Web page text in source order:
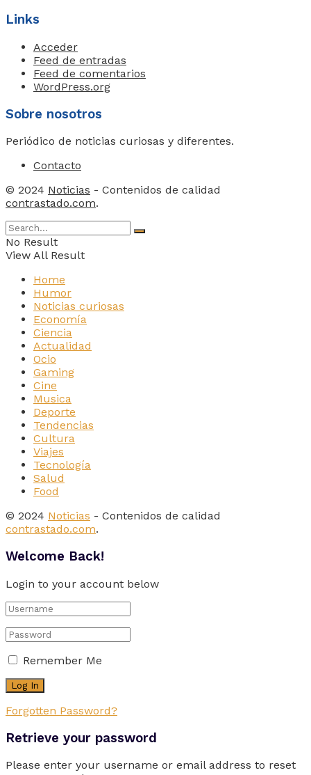
Links
Acceder
Feed de entradas
Feed de comentarios
WordPress.org
Sobre nosotros
Periódico de noticias curiosas y diferentes.
Contacto
© 2024 Noticias - Contenidos de calidad
contrastado.com.
No Result
View All Result
Home
Humor
Noticias curiosas
Economía
Ciencia
Actualidad
Ocio
Gaming
Cine
Musica
Deporte
Tendencias
Cultura
Viajes
Tecnología
Salud
Food
© 2024 Noticias - Contenidos de calidad
contrastado.com.
Welcome Back!
Login to your account below
Remember Me
Forgotten Password?
Retrieve your password
Please enter your username or email address to reset